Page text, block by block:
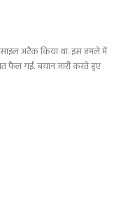
अटैक किया था. इस हमले में
फैल गई. बयान जारी करते हुए